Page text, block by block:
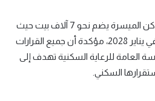
وأشارت إلى أن مشروع المساكن الميسرة يضم نحو 7 آلاف بيت حيث
إنه من المقرر أن يكون جاهزا في يناير 2028، مؤكدة أن جميع القرارات
العامة للرعاية السكنية تهدف إلى
السكني.